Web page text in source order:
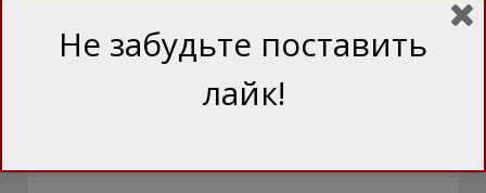
Не забудьте поставить
лайк!